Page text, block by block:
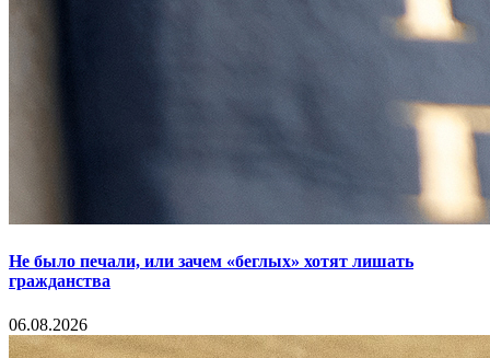
Не было печали, или зачем «беглых» хотят лишать
гражданства
06.08.2026